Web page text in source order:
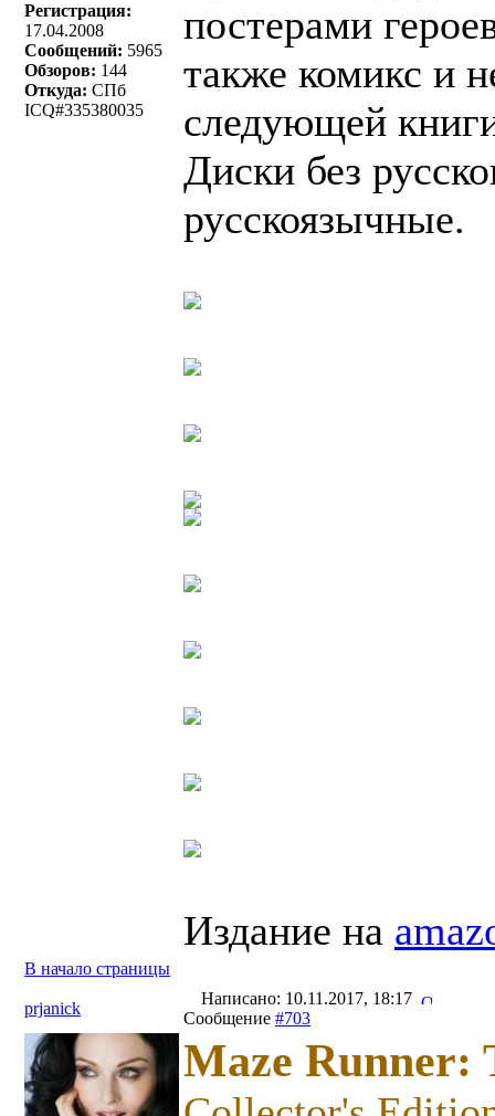
Регистрация:
17.04.2008
Сообщений: 5965
Обзоров: 144
Откуда: СПб
ICQ#335380035
постерами
также комикс и
следующей
Диски без
русскоязычные.
Издание на
В начало страницы
prjanick
Написано: 10.11.2017, 18:17
Сообщение #703
Maze Runner: